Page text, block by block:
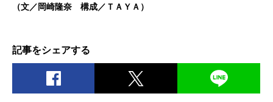
（文／岡崎隆奈 構成／ＴＡＹＡ）
記事をシェアする